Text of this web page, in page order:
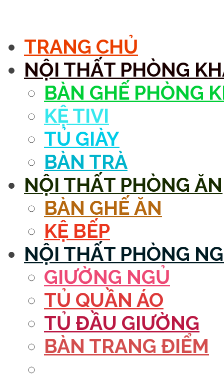
TRANG CHỦ
NỘI THẤT PHÒNG
BÀN GHẾ PHÒNG
KỆ TIVI
TỦ GIÀY
BÀN TRÀ
NỘI THẤT PHÒNG ĂN
BÀN GHẾ ĂN
KỆ BẾP
NỘI THẤT PHÒNG
GIƯỜNG NGỦ
TỦ QUẦN ÁO
TỦ ĐẦU GIƯỜNG
BÀN TRANG ĐIỂM